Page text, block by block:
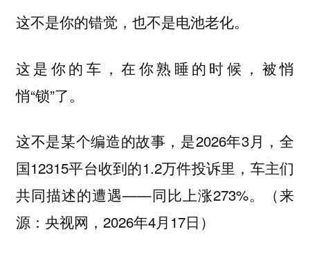
这不是你的错觉，也不是电池老化。
这是你的车，在你熟睡的时候，被悄
悄“锁”了。
这不是某个编造的故事，是2026年3月，全
国12315平台收到的1.2万件投诉里，车主们
共同描述的遭遇——同比上涨273%。（来
源：央视网，2026年4月17日）